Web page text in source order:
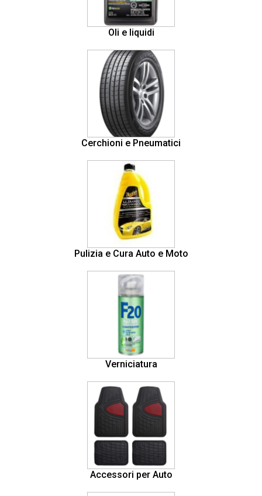
Oli e liquidi
Cerchioni e Pneumatici
Pulizia e Cura Auto e Moto
Verniciatura
Accessori per Auto